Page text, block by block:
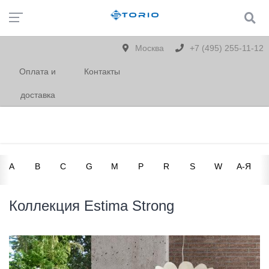
Москва +7 (495) 255-11-12
Оплата и
доставка
Контакты
A B C G M P R S W А-Я
Коллекция Estima Strong